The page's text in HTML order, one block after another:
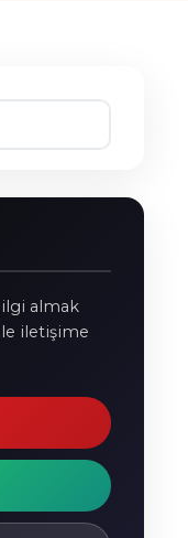
almak
iletişime